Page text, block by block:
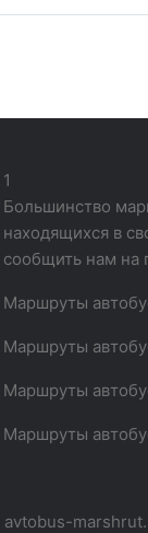
1
Большинство
находящихся в
сообщить нам на
Маршруты
Маршруты
Маршруты
Маршруты
avtobus-